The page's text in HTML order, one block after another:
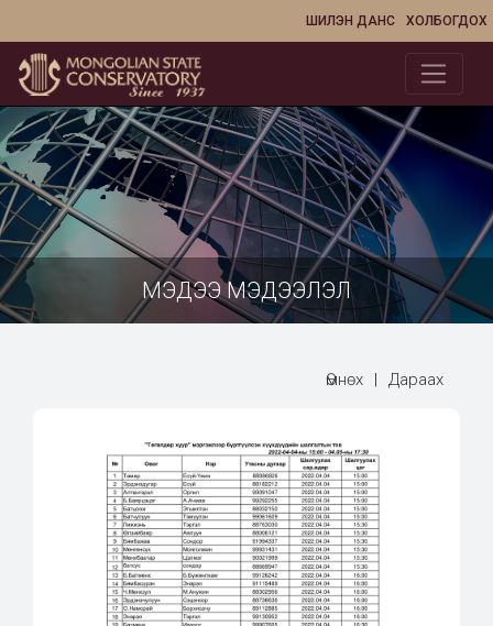
ХОЛБОГДОХ
ШИЛЭН ДАНС
МЭДЭЭ МЭДЭЭЛЭЛ
Өмнөх | Дараах